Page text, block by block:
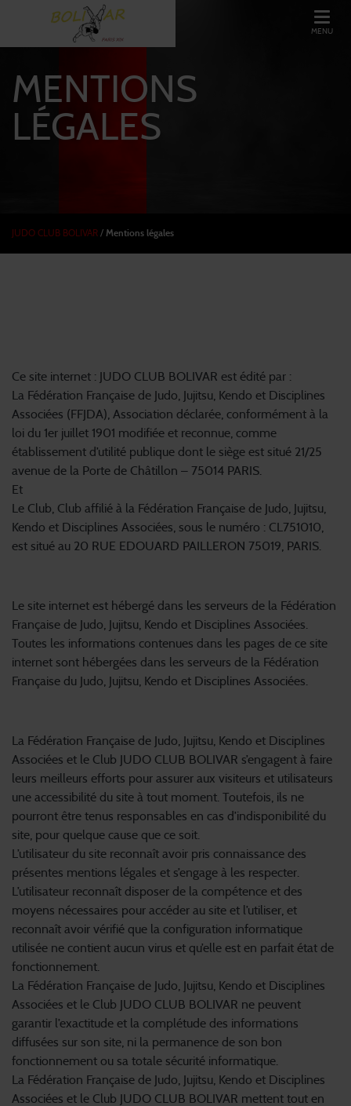
MENU
MENTIONS
LÉGALES
JUDO CLUB BOLIVAR / Mentions légales
Ce site internet : JUDO CLUB BOLIVAR est édité par :
La Fédération Française de Judo, Jujitsu, Kendo et Disciplines
Associées (FFJDA), Association déclarée, conformément à la
loi du 1er juillet 1901 modifiée et reconnue, comme
établissement d’utilité publique dont le siège est situé 21/25
avenue de la Porte de Châtillon – 75014 PARIS.
Et
Le Club, Club affilié à la Fédération Française de Judo, Jujitsu,
Kendo et Disciplines Associées, sous le numéro : CL751010,
est situé au 20 RUE EDOUARD PAILLERON 75019, PARIS.
Le site internet est hébergé dans les serveurs de la Fédération
Française de Judo, Jujitsu, Kendo et Disciplines Associées.
Toutes les informations contenues dans les pages de ce site
internet sont hébergées dans les serveurs de la Fédération
Française du Judo, Jujitsu, Kendo et Disciplines Associées.
La Fédération Française de Judo, Jujitsu, Kendo et Disciplines
Associées et le Club JUDO CLUB BOLIVAR s’engagent à faire
leurs meilleurs efforts pour assurer aux visiteurs et utilisateurs
une accessibilité du site à tout moment. Toutefois, ils ne
pourront être tenus responsables en cas d’indisponibilité du
site, pour quelque cause que ce soit.
L’utilisateur du site reconnaît avoir pris connaissance des
présentes mentions légales et s’engage à les respecter.
L’utilisateur reconnaît disposer de la compétence et des
moyens nécessaires pour accéder au site et l’utiliser, et
reconnaît avoir vérifié que la configuration informatique
utilisée ne contient aucun virus et qu’elle est en parfait état de
fonctionnement.
La Fédération Française de Judo, Jujitsu, Kendo et Disciplines
Associées et le Club JUDO CLUB BOLIVAR ne peuvent
garantir l’exactitude et la complétude des informations
diffusées sur son site, ni la permanence de son bon
fonctionnement ou sa totale sécurité informatique.
La Fédération Française de Judo, Jujitsu, Kendo et Disciplines
Associées et le Club JUDO CLUB BOLIVAR mettent tout en